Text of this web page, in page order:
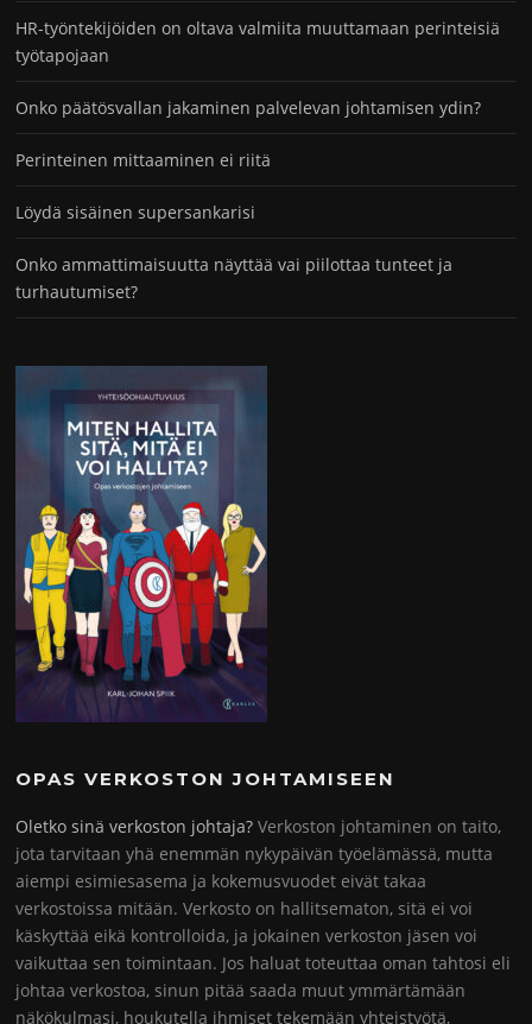
HR-työntekijöiden on oltava valmiita muuttamaan perinteisiä
työtapojaan
Onko päätösvallan jakaminen palvelevan johtamisen ydin?
Perinteinen mittaaminen ei riitä
Löydä sisäinen supersankarisi
Onko ammattimaisuutta näyttää vai piilottaa tunteet ja
turhautumiset?
OPAS VERKOSTON JOHTAMISEEN
Oletko sinä verkoston johtaja? Verkoston johtaminen on taito,
jota tarvitaan yhä enemmän nykypäivän työelämässä, mutta
aiempi esimiesasema ja kokemusvuodet eivät takaa
verkostoissa mitään. Verkosto on hallitsematon, sitä ei voi
käskyttää eikä kontrolloida, ja jokainen verkoston jäsen voi
vaikuttaa sen toimintaan. Jos haluat toteuttaa oman tahtosi eli
johtaa verkostoa, sinun pitää saada muut ymmärtämään
näkökulmasi, houkutella ihmiset tekemään yhteistyötä,